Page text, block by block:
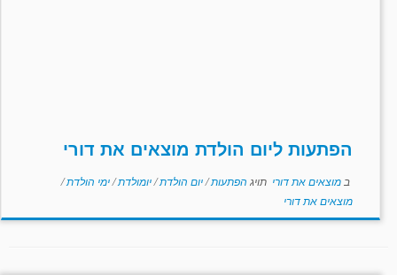
הפתעות ליום הולדת מוצאים את דורי
ב מוצאים את דורי תויג הפתעות/יום הולדת/יומולדת/ימי הולדת/
מוצאים את דורי